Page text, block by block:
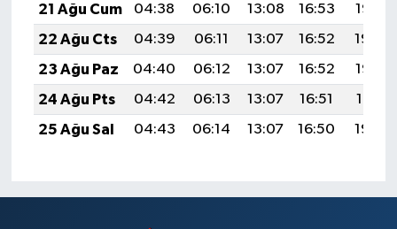
21 Ağu Cum
04:38 06:10 13:08 16:53
19:56
22 Ağu Cts
04:39 06:11 13:07 16:52
19:54
23 Ağu Paz
04:40 06:12 13:07 16:52
19:53
24 Ağu Pts
04:42 06:13 13:07 16:51
19:51
25 Ağu Sal
04:43 06:14 13:07 16:50 19:50